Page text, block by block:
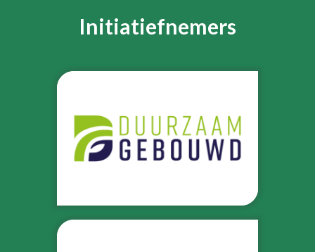
Initiatiefnemers